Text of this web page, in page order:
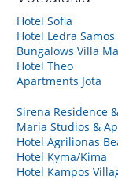
Hotel Sofia
Hotel Ledra Samos
Bungalows Villa
Hotel Theo
Apartments Jota
Sirena Residence
Maria Studios &
Hotel Agrilionas
Hotel Kyma/Kima
Hotel Kampos